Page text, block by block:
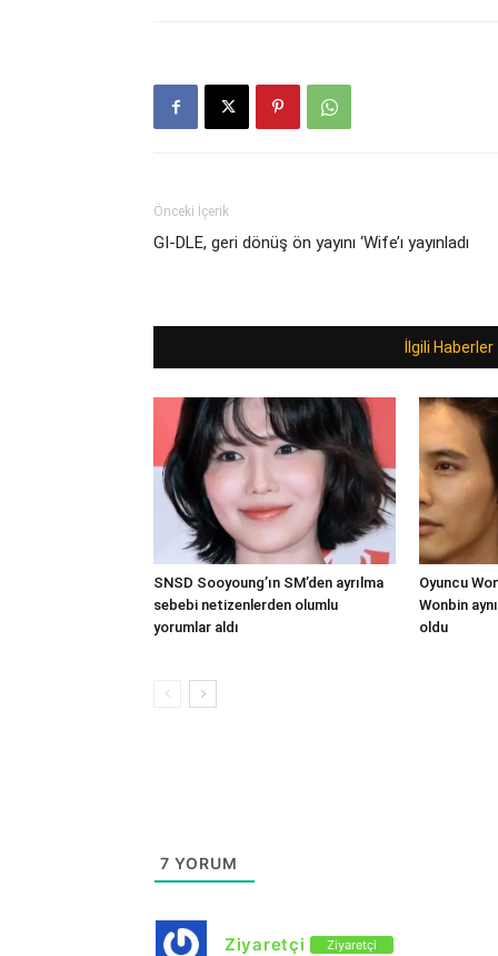
Önceki İçerik
GI-DLE, geri dönüş ön yayını ‘Wife’ı yayınladı
İlgili Haberler
SNSD Sooyoung’ın SM’den ayrılma
sebebi netizenlerden olumlu
yorumlar aldı
Oyuncu
Wonbin
oldu
7 YORUM
Ziyaretçi Ziyaretçi